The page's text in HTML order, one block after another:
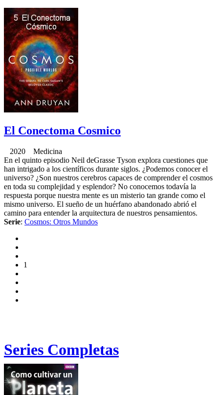
El Conectoma Cosmico
2020 Medicina
En el quinto episodio Neil deGrasse Tyson explora cuestiones que
han intrigado a los científicos durante siglos. ¿Podemos conocer el
universo? ¿Son nuestros cerebros capaces de comprender el cosmos
en toda su complejidad y esplendor? No conocemos todavía la
respuesta porque nuestra mente es un misterio tan grande como el
mismo universo. El sueño de un huérfano abandonado abrió el
camino para entender la arquitectura de nuestros pensamientos.
Serie: Cosmos: Otros Mundos
1
Series Completas